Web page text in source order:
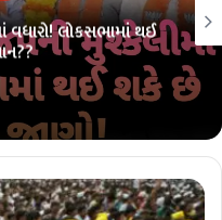
વધારો! લોકસભામાં થઈ